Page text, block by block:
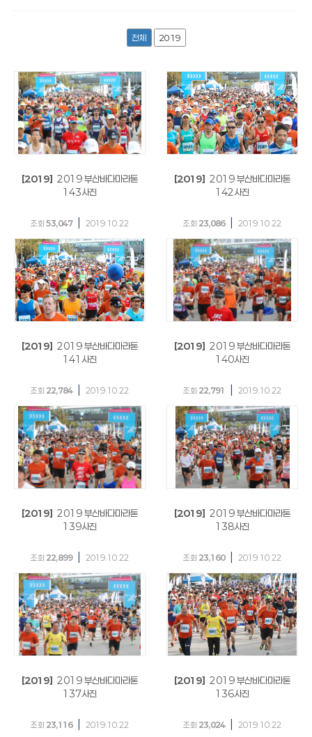
전체 2019
[2019] 2019 부산바다마라톤
143사진
조회 53,047 2019.10.22
[2019] 2019 부산바다마라톤
142사진
조회 23,086 2019.10.22
[2019] 2019 부산바다마라톤
141사진
조회 22,784 2019.10.22
[2019] 2019 부산바다마라톤
140사진
조회 22,791 2019.10.22
[2019] 2019 부산바다마라톤
139사진
조회 22,899 2019.10.22
[2019] 2019 부산바다마라톤
138사진
조회 23,160 2019.10.22
[2019] 2019 부산바다마라톤
137사진
조회 23,116 2019.10.22
[2019] 2019 부산바다마라톤
136사진
조회 23,024 2019.10.22